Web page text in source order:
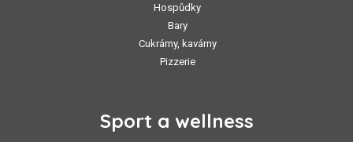
Hospůdky
Bary
Cukrárny, kavárny
Pizzerie
Sport a wellness